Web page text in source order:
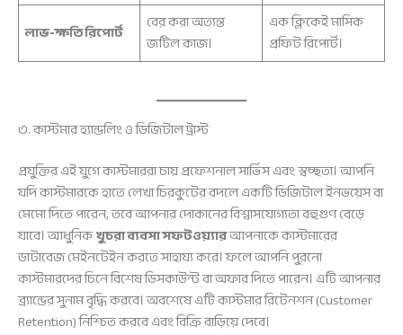
লাভ-ক্ষতি রিপোর্ট
বের করা অত্যন্ত
জটিল কাজ।
এক ক্লিকেই মাসিক
প্রফিট রিপোর্ট।
৩. কাস্টমার হ্যান্ডলিং ও ডিজিটাল ট্রাস্ট
প্রযুক্তির এই যুগে কাস্টমাররা চায় প্রফেশনাল সার্ভিস এবং স্বচ্ছতা। আপনি
যদি কাস্টমারকে হাতে লেখা চিরকুটের বদলে একটি ডিজিটাল ইনভয়েস বা
মেমো দিতে পারেন, তবে আপনার দোকানের বিশ্বাসযোগ্যতা বহুগুণ বেড়ে
যাবে। আধুনিকখুচরা ব্যবসা সফটওয়্যারআপনাকে কাস্টমারের
ডাটাবেজ মেইনটেইন করতে সাহায্য করে। ফলে আপনি পুরনো
কাস্টমারদের চিনে বিশেষ ডিসকাউন্ট বা অফার দিতে পারেন। এটি আপনার
ব্র্যান্ডের সুনাম বৃদ্ধি করবে। অবশেষে এটি কাস্টমার রিটেনশন (Customer
Retention) নিশ্চিত করবে এবং বিক্রি বাড়িয়ে দেবে।